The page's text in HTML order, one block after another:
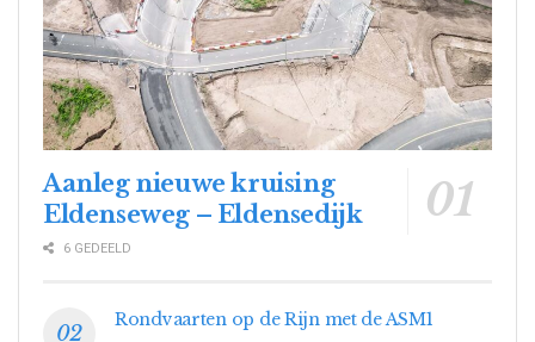
Aanleg nieuwe kruising
Eldenseweg – Eldensedijk
6 GEDEELD
Rondvaarten op de Rijn met de ASM1